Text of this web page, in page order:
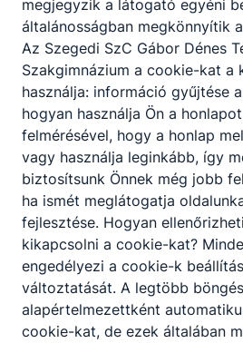
megjegyzik a látogató egyéni
általánosságban megkönnyítik
Az Szegedi SzC Gábor Dénes
Szakgimnázium a cookie-kat a
használja: információ gyűjtése
hogyan használja Ön a
felmérésével, hogy a honlap
vagy használja leginkább, így
biztosítsunk Önnek még jobb
ha ismét meglátogatja
fejlesztése. Hogyan
kikapcsolni a cookie-kat?
engedélyezi a cookie-k
változtatását. A legtöbb
alapértelmezettként
cookie-kat, de ezek általában